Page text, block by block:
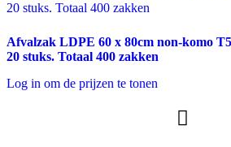
Afvalzak LDPE 60 x 80cm non-komo
20 stuks. Totaal 400 zakken
Log in om de prijzen te tonen